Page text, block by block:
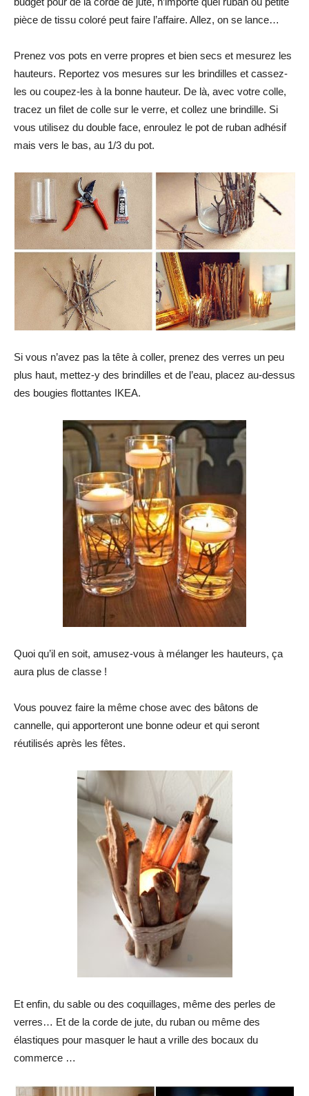
pièce de tissu coloré peut faire l’affaire. Allez, on se lance…
Prenez vos pots en verre propres et bien secs et mesurez les
hauteurs. Reportez vos mesures sur les brindilles et cassez-
les ou coupez-les à la bonne hauteur. De là, avec votre colle,
tracez un filet de colle sur le verre, et collez une brindille. Si
vous utilisez du double face, enroulez le pot de ruban adhésif
mais vers le bas, au 1/3 du pot.
Si vous n’avez pas la tête à coller, prenez des verres un peu
plus haut, mettez-y des brindilles et de l’eau, placez au-dessus
des bougies flottantes IKEA.
Quoi qu’il en soit, amusez-vous à mélanger les hauteurs, ça
aura plus de classe !
Vous pouvez faire la même chose avec des bâtons de
cannelle, qui apporteront une bonne odeur et qui seront
réutilisés après les fêtes.
Et enfin, du sable ou des coquillages, même des perles de
verres… Et de la corde de jute, du ruban ou même des
élastiques pour masquer le haut a vrille des bocaux du
commerce …